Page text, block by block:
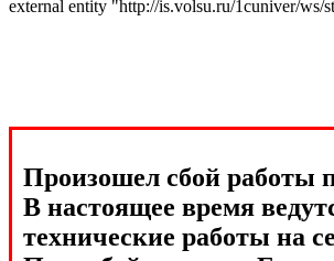
external entity "http://is.volsu.ru/1cuniver/ws/
Произошел сбой работы
В настоящее время
технические работы на